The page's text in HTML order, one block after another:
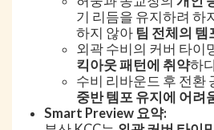
기 리듬을 유지하려 하
하지 않아 팀 전체의 템
외곽 수비의 커버 타이
킥아웃 패턴에 취약하
수비 리바운드 후 전환
중반 템포 유지에 어려
Smart Preview 요약: